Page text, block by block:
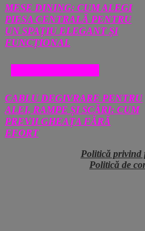
MESE DINING: CUM ALEGI
PIESA CENTRALĂ PENTRU
UN SPAȚIU ELEGANT ȘI
FUNCȚIONAL
CABLU DEGIVRARE PENTRU
ALEI, RAMPE ȘI SCĂRI: CUM
PREVII GHEAȚA FĂRĂ
EFORT
Politică privind
Politică de